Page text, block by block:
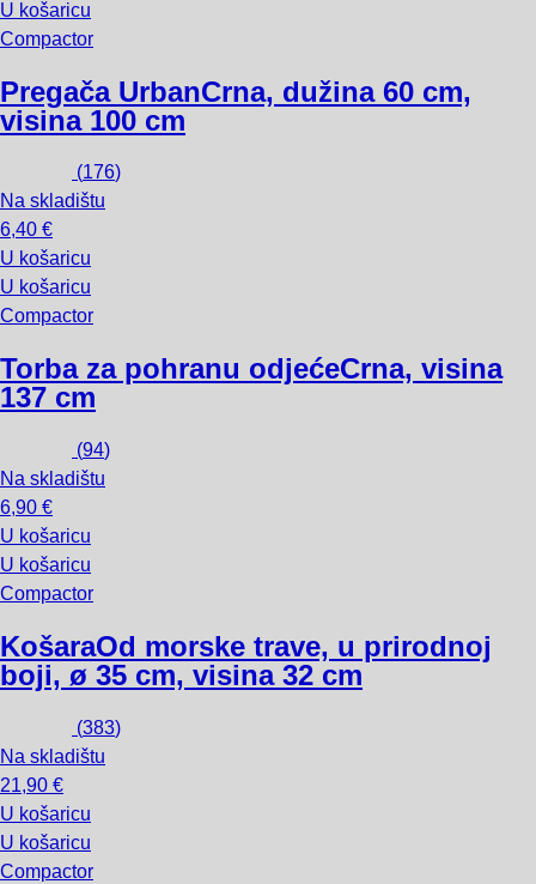
U košaricu
Compactor
Pregača UrbanCrna, dužina 60 cm,
visina 100 cm
(176)
Na skladištu
6,40 €
U košaricu
U košaricu
Compactor
Torba za pohranu odjećeCrna, visina
137 cm
(94)
Na skladištu
6,90 €
U košaricu
U košaricu
Compactor
KošaraOd morske trave, u prirodnoj
boji, ø 35 cm, visina 32 cm
(383)
Na skladištu
21,90 €
U košaricu
U košaricu
Compactor